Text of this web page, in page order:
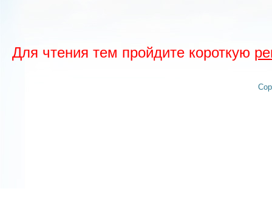
Для чтения тем пройдите короткую